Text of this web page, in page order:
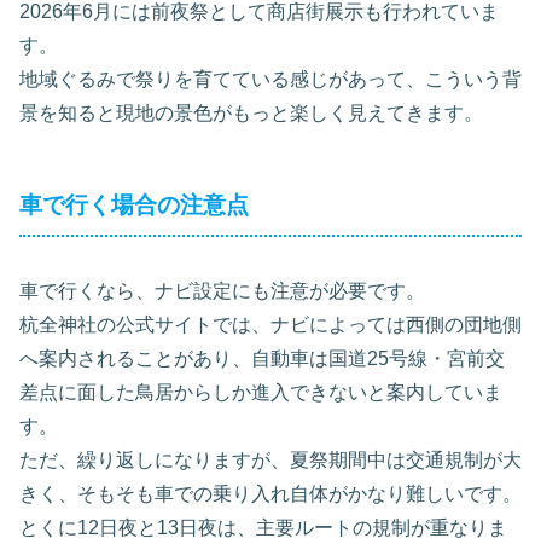
2026年6月には前夜祭として商店街展示も行われていま
す。
地域ぐるみで祭りを育てている感じがあって、こういう背
景を知ると現地の景色がもっと楽しく見えてきます。
車で行く場合の注意点
車で行くなら、ナビ設定にも注意が必要です。
杭全神社の公式サイトでは、ナビによっては西側の団地側
へ案内されることがあり、自動車は国道25号線・宮前交
差点に面した鳥居からしか進入できないと案内していま
す。
ただ、繰り返しになりますが、夏祭期間中は交通規制が大
きく、そもそも車での乗り入れ自体がかなり難しいです。
とくに12日夜と13日夜は、主要ルートの規制が重なりま